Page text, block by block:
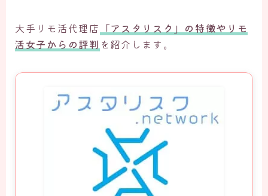
大手リモ活代理店 「アスタリスク」の特徴やリモ
活女子からの評判 を紹介します。